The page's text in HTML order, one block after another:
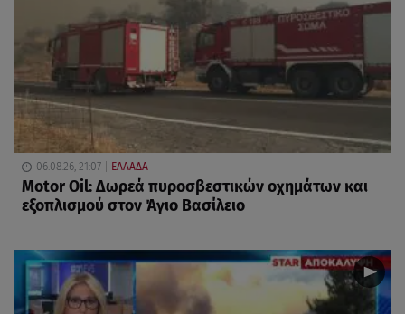
06.08.26, 21:07 ΕΛΛΑΔΑ
Motor Oil: Δωρεά πυροσβεστικών οχημάτων και
εξοπλισμού στον Άγιο Βασίλειο